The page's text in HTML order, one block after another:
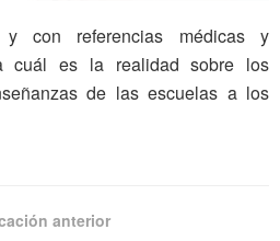
y con referencias médicas y
cuál es la realidad sobre los
de las escuelas a los
anterior